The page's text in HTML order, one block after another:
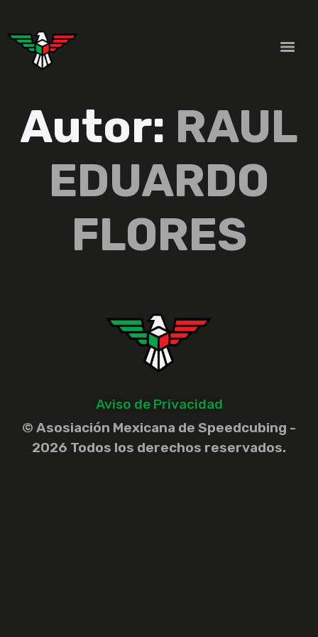
Autor: RAUL
EDUARDO
FLORES
Aviso de Privacidad
© Asosiación Mexicana de Speedcubing -
2026 Todos los derechos reservados.